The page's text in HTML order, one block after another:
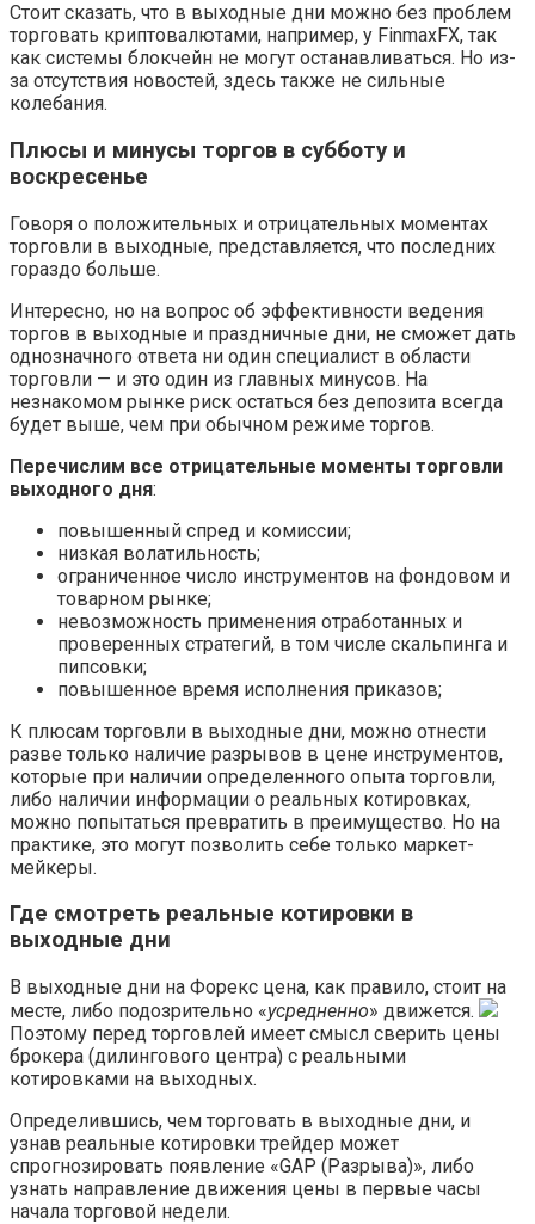
Стоит сказать, что в выходные дни можно без проблем
торговать криптовалютами, например, у FinmaxFX, так
как системы блокчейн не могут останавливаться. Но из-
за отсутствия новостей, здесь также не сильные
колебания.
Плюсы и минусы торгов в субботу и
воскресенье
Говоря о положительных и отрицательных моментах
торговли в выходные, представляется, что последних
гораздо больше.
Интересно, но на вопрос об эффективности ведения
торгов в выходные и праздничные дни, не сможет дать
однозначного ответа ни один специалист в области
торговли — и это один из главных минусов. На
незнакомом рынке риск остаться без депозита всегда
будет выше, чем при обычном режиме торгов.
Перечислим все отрицательные моменты торговли
выходного дня:
повышенный спред и комиссии;
низкая волатильность;
ограниченное число инструментов на фондовом и
товарном рынке;
невозможность применения отработанных и
проверенных стратегий, в том числе скальпинга и
пипсовки;
повышенное время исполнения приказов;
К плюсам торговли в выходные дни, можно отнести
разве только наличие разрывов в цене инструментов,
которые при наличии определенного опыта торговли,
либо наличии информации о реальных котировках,
можно попытаться превратить в преимущество. Но на
практике, это могут позволить себе только маркет-
мейкеры.
Где смотреть реальные котировки в
выходные дни
В выходные дни на Форекс цена, как правило, стоит на
месте, либо подозрительно «усредненно» движется.
Поэтому перед торговлей имеет смысл сверить цены
брокера (дилингового центра) с реальными
котировками на выходных.
Определившись, чем торговать в выходные дни, и
узнав реальные котировки трейдер может
спрогнозировать появление «GAP (Разрыва)», либо
узнать направление движения цены в первые часы
начала торговой недели.